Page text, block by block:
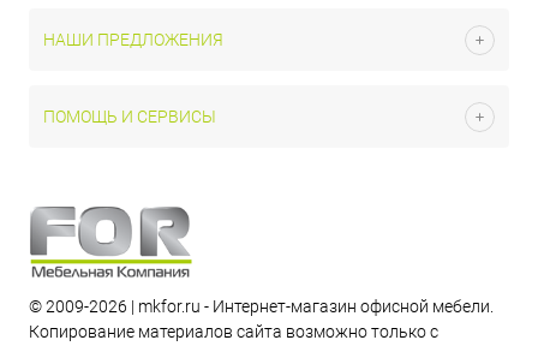
НАШИ ПРЕДЛОЖЕНИЯ
ПОМОЩЬ И СЕРВИСЫ
© 2009-2026 | mkfor.ru - Интернет-магазин офисной мебели.
Копирование материалов сайта возможно только с